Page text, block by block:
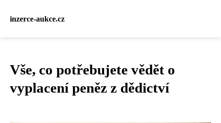
inzerce-aukce.cz
Vše, co potřebujete vědět o
vyplacení peněz z dědictví